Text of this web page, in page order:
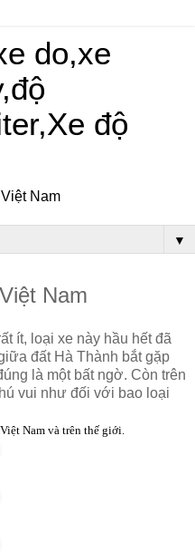
do,xe
độ
Nam
▼
Nam
ít, loại xe này hầu hết đã
đất Hà Thành bắt gặp
là một bất ngờ. Còn trên
vui như đối với bao loại
Nam và trên thế giới.